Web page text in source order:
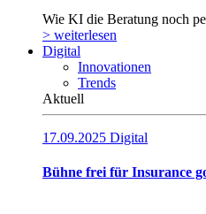
Wie KI die Beratung noch
> weiterlesen
Digital
Innovationen
Trends
Aktuell
17.09.2025 Digital
Bühne frei für Insurance